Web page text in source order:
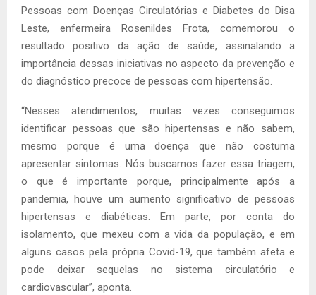
Pessoas com Doenças Circulatórias e Diabetes do Disa
Leste, enfermeira Rosenildes Frota, comemorou o
resultado positivo da ação de saúde, assinalando a
importância dessas iniciativas no aspecto da prevenção e
do diagnóstico precoce de pessoas com hipertensão.
“Nesses atendimentos, muitas vezes conseguimos
identificar pessoas que são hipertensas e não sabem,
mesmo porque é uma doença que não costuma
apresentar sintomas. Nós buscamos fazer essa triagem,
o que é importante porque, principalmente após a
pandemia, houve um aumento significativo de pessoas
hipertensas e diabéticas. Em parte, por conta do
isolamento, que mexeu com a vida da população, e em
alguns casos pela própria Covid-19, que também afeta e
pode deixar sequelas no sistema circulatório e
cardiovascular”, aponta.